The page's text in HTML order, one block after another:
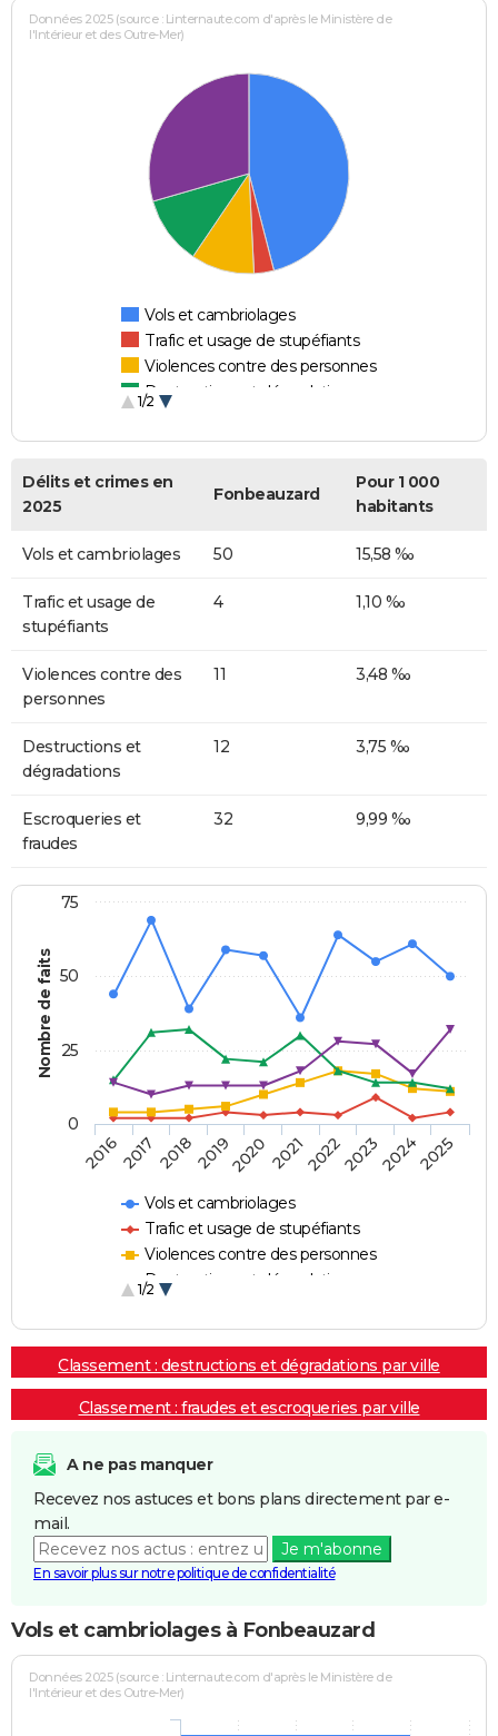
Données 2025 (source : Linternaute.com d'après le Ministère de
l'Intérieur et des Outre-Mer)
Vols et cambriolages
Trafic et usage de stupéfiants
Violences contre des personnes
Destructions et dégradations
1/2
Délits et crimes en
2025
Fonbeauzard
Pour 1 000
habitants
Vols et cambriolages 50 15,58 ‰
Trafic et usage de
stupéfiants
4 1,10 ‰
Violences contre des
personnes
11 3,48 ‰
Destructions et
dégradations
12 3,75 ‰
Escroqueries et
fraudes
32 9,99 ‰
Nombre de faits
Vols et cambriolages
Trafic et usage de stupéfiants
Violences contre des personnes
Destructions et dégradations
1/2
20162017 20182019202020212022202320242025
0
25
50
75
Classement : destructions et dégradations par ville
Classement : fraudes et escroqueries par ville
A ne pas manquer
Recevez nos astuces et bons plans directement par e-
mail.
Je m'abonne
En savoir plus sur notre politique de confidentialité
Vols et cambriolages à Fonbeauzard
Données 2025 (source : Linternaute.com d'après le Ministère de
l'Intérieur et des Outre-Mer)